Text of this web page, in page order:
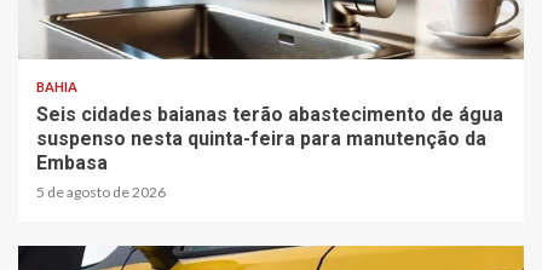
2 min read
BAHIA
Seis cidades baianas terão abastecimento de água
suspenso nesta quinta-feira para manutenção da
Embasa
5 de agosto de 2026